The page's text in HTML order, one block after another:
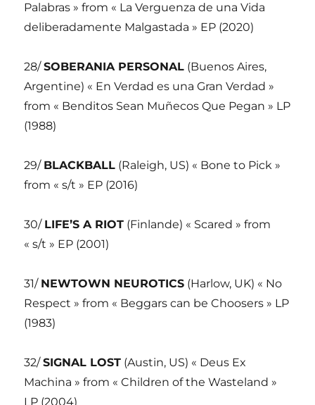
Palabras » from « La Verguenza de una Vida
deliberadamente Malgastada » EP (2020)
28/SOBERANIA PERSONAL (Buenos Aires,
Argentine) « En Verdad es una Gran Verdad »
from « Benditos Sean Muñecos Que Pegan » LP
(1988)
29/ BLACKBALL (Raleigh, US) « Bone to Pick »
from « s/t » EP (2016)
30/ LIFE’S A RIOT (Finlande) « Scared » from
« s/t » EP (2001)
31/ NEWTOWN NEUROTICS (Harlow, UK) « No
Respect » from « Beggars can be Choosers » LP
(1983)
32/SIGNAL LOST (Austin, US) « Deus Ex
Machina » from « Children of the Wasteland »
LP (2004)